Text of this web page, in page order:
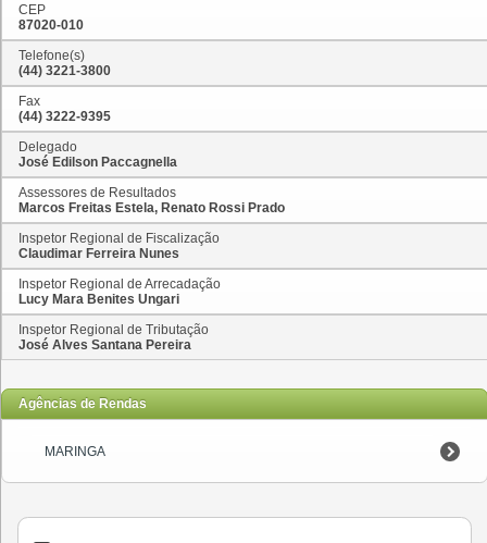
CEP
87020-010
Telefone(s)
(44) 3221-3800
Fax
(44) 3222-9395
Delegado
José Edilson Paccagnella
Assessores de Resultados
Marcos Freitas Estela, Renato Rossi Prado
Inspetor Regional de Fiscalização
Claudimar Ferreira Nunes
Inspetor Regional de Arrecadação
Lucy Mara Benites Ungari
Inspetor Regional de Tributação
José Alves Santana Pereira
Agências de Rendas
MARINGA